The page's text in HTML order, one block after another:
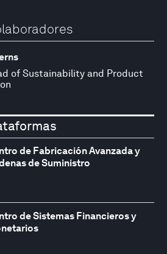
of Sustainability and Product
de Fabricación Avanzada y
de Suministro
de Sistemas Financieros y